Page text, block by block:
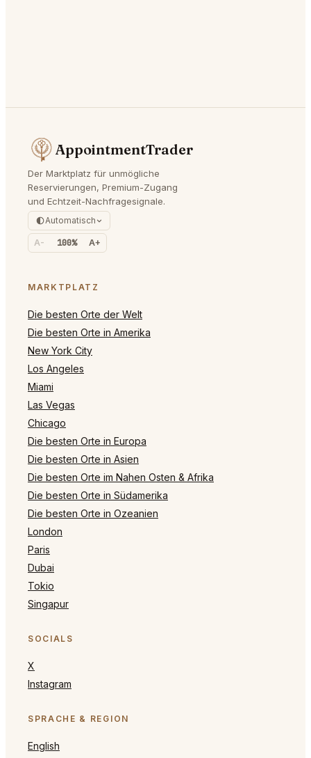
AppointmentTrader
Der Marktplatz für unmögliche
Reservierungen, Premium-Zugang
und Echtzeit-Nachfragesignale.
Automatisch
A- 100% A+
MARKTPLATZ
Die besten Orte der Welt
Die besten Orte in Amerika
New York City
Los Angeles
Miami
Las Vegas
Chicago
Die besten Orte in Europa
Die besten Orte in Asien
Die besten Orte im Nahen Osten & Afrika
Die besten Orte in Südamerika
Die besten Orte in Ozeanien
London
Paris
Dubai
Tokio
Singapur
SOCIALS
X
Instagram
SPRACHE & REGION
English